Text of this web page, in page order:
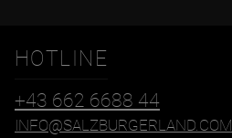
HOTLINE
+43 662 6688 44
INFO@SALZBURGERLAND.COM